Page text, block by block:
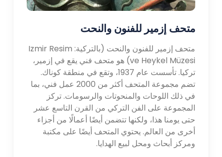
متحف إزمير للفنون والنحت
متحف إزمير للفنون والنحت (بالتركية: Izmir Resim
ve Heykel Müzesi) هو متحف فني يقع في إزمير،
تركيا. تأسست عام 1937، وتقع في منطقة كوناك.
تضم مجموعة المتحف أكثر من 2000 عمل فني، بما
في ذلك اللوحات والمنحوتات والرسومات. تركز
المجموعة على الفن التركي من القرن التاسع عشر
حتى يومنا هذا، ولكنها تتضمن أيضًا أعمالًا من أجزاء
أخرى من العالم. يحتوي المتحف أيضًا على مكتبة
ومركز أبحاث ومحل لبيع الهدايا.